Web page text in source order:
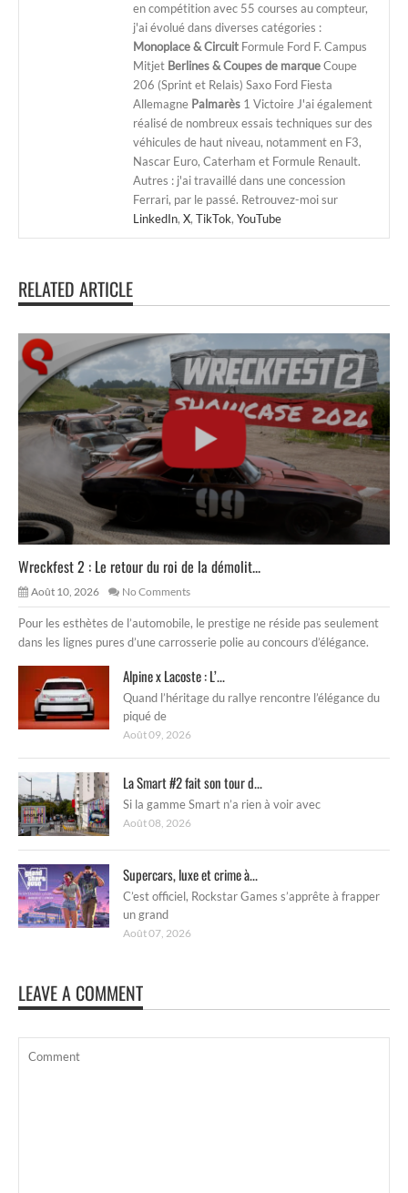
en compétition avec 55 courses au compteur,
j'ai évolué dans diverses catégories :
Monoplace & Circuit Formule Ford F. Campus
Mitjet Berlines & Coupes de marqueCoupe
206 (Sprint et Relais) Saxo Ford Fiesta
Allemagne Palmarès 1 Victoire J'ai également
réalisé de nombreux essais techniques sur des
véhicules de haut niveau, notamment en F3,
Nascar Euro, Caterham et Formule Renault.
Autres : j'ai travaillé dans une concession
Ferrari, par le passé. Retrouvez-moi sur
LinkedIn, X, TikTok, YouTube
RELATED ARTICLE
Wreckfest 2 : Le retour du roi de la démolit...
Août 10, 2026 No Comments
Pour les esthètes de l’automobile, le prestige ne réside pas seulement
dans les lignes pures d’une carrosserie polie au concours d’élégance.
Alpine x Lacoste : L’...
Quand l’héritage du rallye rencontre l’élégance du
piqué de
Août 09, 2026
La Smart #2 fait son tour d...
Si la gamme Smart n’a rien à voir avec
Août 08, 2026
Supercars, luxe et crime à...
C’est officiel, Rockstar Games s’apprête à frapper
un grand
Août 07, 2026
LEAVE A COMMENT